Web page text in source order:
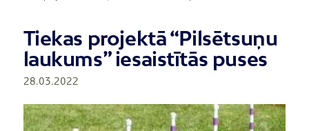
Tiekas projektā “Pilsētsuņu
laukums” iesaistītās puses
28.03.2022